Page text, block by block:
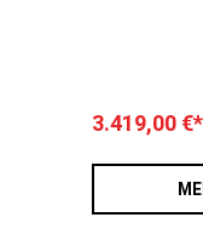
3.419,00 €*